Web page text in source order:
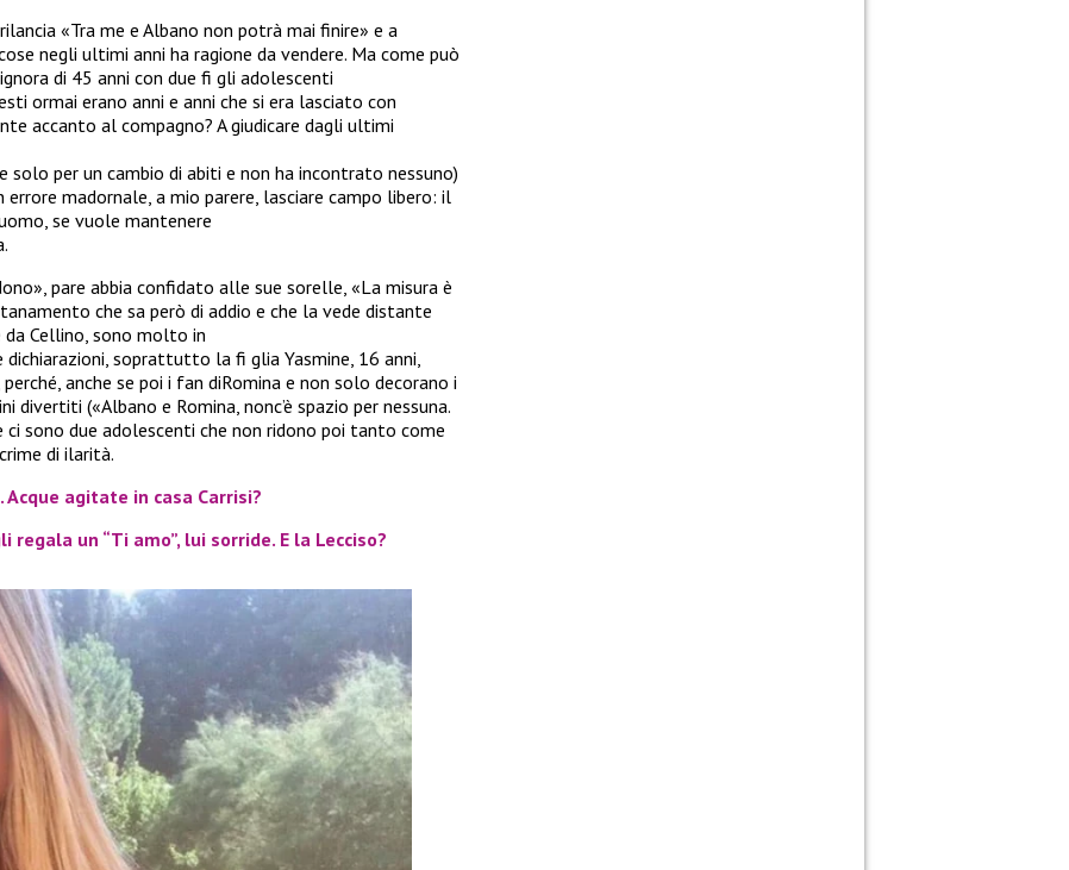
«Tra me e Albano non potrà mai finire» e a
negli ultimi anni ha ragione da vendere. Ma come può
di 45 anni con due fi gli adolescenti
ormai erano anni e anni che si era lasciato con
accanto al compagno? A giudicare dagli ultimi
per un cambio di abiti e non ha incontrato nessuno)
madornale, a mio parere, lasciare campo libero: il
se vuole mantenere
pare abbia confidato alle sue sorelle, «La misura è
che sa però di addio e che la vede distante
da Cellino, sono molto in
soprattutto la fi glia Yasmine, 16 anni,
anche se poi i fan diRomina e non solo decorano i
(«Albano e Romina, nonc’è spazio per nessuna.
ci sono due adolescenti che non ridono poi tanto come
di ilarità.
Acque agitate in casa Carrisi?
regala un “Ti amo”, lui sorride. E la Lecciso?